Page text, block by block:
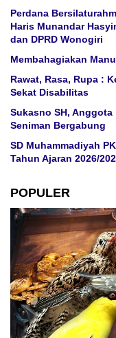
Perdana
Haris Munandar
dan DPRD Wonogiri
Membahagiakan
Rawat, Rasa, Rupa :
Sekat Disabilitas
Sukasno SH, Anggota
Seniman Bergabung
SD Muhammadiyah
Tahun Ajaran 2026/
POPULER